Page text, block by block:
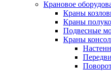
Крановое
Краны
Краны
Подвесные
Краны